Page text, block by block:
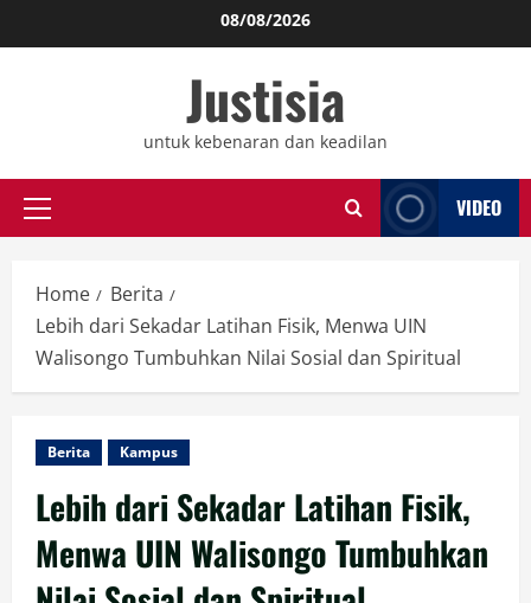
to
08/08/2026
Justisia
untuk kebenaran dan keadilan
Primary
VIDEO
Home
Berita
Lebih dari Sekadar Latihan Fisik, Menwa UIN
Walisongo Tumbuhkan Nilai Sosial dan Spiritual
Berita Kampus
Lebih dari Sekadar Latihan Fisik,
Menwa UIN Walisongo Tumbuhkan